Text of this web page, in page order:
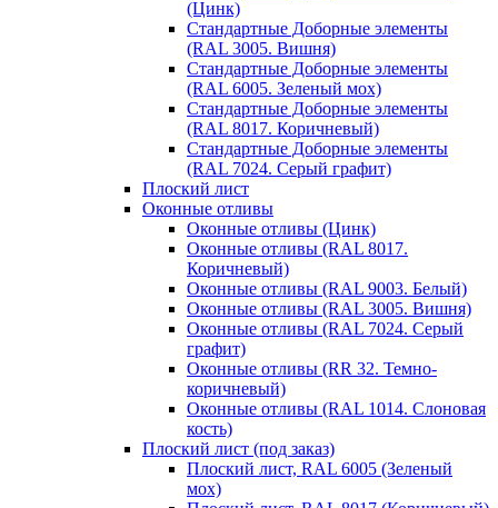
(Цинк)
Стандартные Доборные элементы
(RAL 3005. Вишня)
Стандартные Доборные элементы
(RAL 6005. Зеленый мох)
Стандартные Доборные элементы
(RAL 8017. Коричневый)
Стандартные Доборные элементы
(RAL 7024. Серый графит)
Плоский лист
Оконные отливы
Оконные отливы (Цинк)
Оконные отливы (RAL 8017.
Коричневый)
Оконные отливы (RAL 9003. Белый)
Оконные отливы (RAL 3005. Вишня)
Оконные отливы (RAL 7024. Серый
графит)
Оконные отливы (RR 32. Темно-
коричневый)
Оконные отливы (RAL 1014. Слоновая
кость)
Плоский лист (под заказ)
Плоский лист, RAL 6005 (Зеленый
мох)